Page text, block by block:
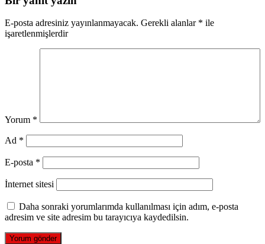
E-posta adresiniz yayınlanmayacak. Gerekli alanlar * ile
işaretlenmişlerdir
Yorum *
Ad *
E-posta *
İnternet sitesi
Daha sonraki yorumlarımda kullanılması için adım, e-posta
adresim ve site adresim bu tarayıcıya kaydedilsin.